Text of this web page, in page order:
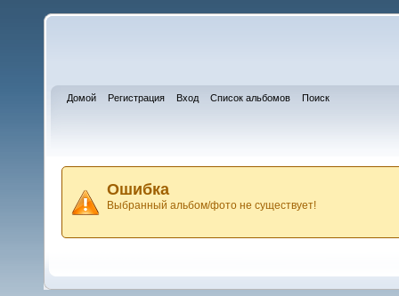
Домой Регистрация Вход Список альбомов Поиск
Ошибка
Выбранный альбом/фото не существует!